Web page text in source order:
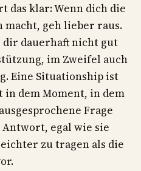
das klar: Wenn dich die
geh lieber raus.
dir dauerhaft nicht gut
im Zweifel auch
Eine Situationship ist
in dem Moment, in dem
Frage
egal wie sie
zu tragen als die